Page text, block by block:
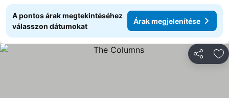
A pontos árak megtekintéséhez
válasszon dátumokat
Árak megjelenítése